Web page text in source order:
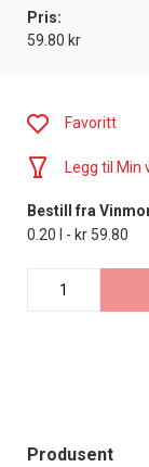
Pris:
59.80 kr
Produsent
Favoritt
Legg til Min
Bestill fra
0.20 l - kr 59.80